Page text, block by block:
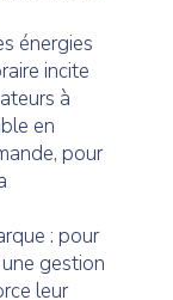
énergies
incite
à
en
pour
: pour
gestion
leur